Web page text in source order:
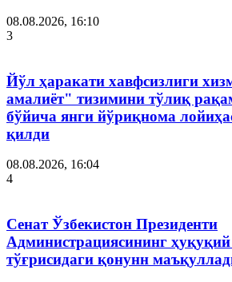
08.08.2026, 16:10
3
Йўл ҳаракати хавфсизлиги
амалиёт" тизимини тўлиқ
бўйича янги йўриқнома
қилди
08.08.2026, 16:04
4
Сенат Ўзбекистон Президенти
Администрациясининг
тўғрисидаги қонунн